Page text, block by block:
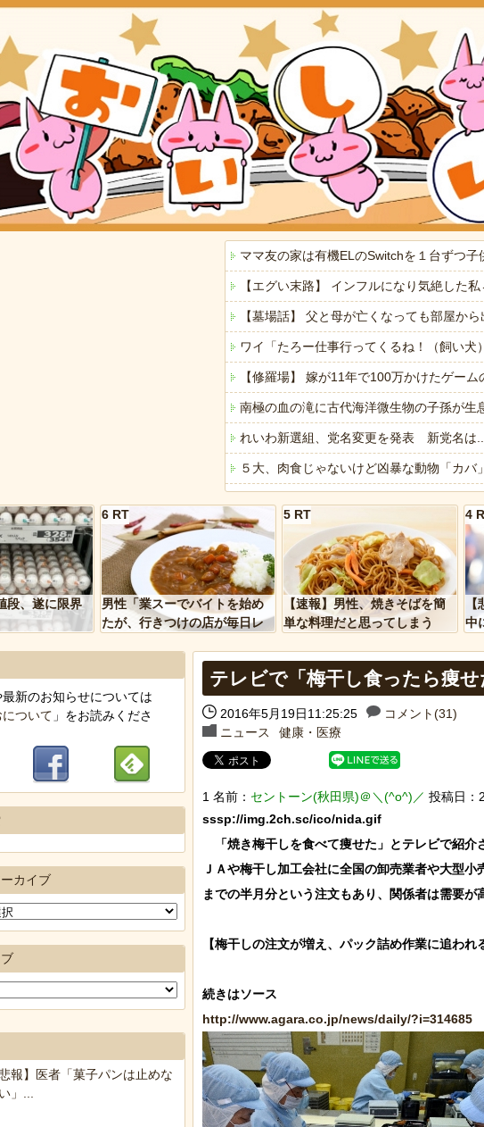
ママ友の家は有機ELのSwitchを１台ずつ
【エグい末路】 インフルになり気絶した
【墓場話】 父と母が亡くなっても部屋か
ワイ「たろー仕事行ってくるね！（飼い
【修羅場】 嫁が11年で100万かけたゲー
南極の血の滝に古代海洋微生物の子孫が
れいわ新選組、党名変更を発表 新党名は...
５大、肉食じゃないけど凶暴な動物「カバ
軽度のアレルギーを「わがまま」と決め
賃上げしない企業 過去最多ペースで倒産へ
「アメリカのヤンキーがアジア人にケン
「あなたはアメリカを愛していますか」「
ヒーローのサバイバルアクション Siege
【中国】パトカーの前で好演技www当た
段、遂に限界
6 RT
男性「業スーでバイトを始め
たが、行きつけの店が毎日レ
5 RT
【速報】男性、焼きそばを簡
単な料理だと思ってしまう
4
中
テレビで「梅干し食ったら痩
2016年5月19日11:25:25
コメント(31)
ニュース
健康・医療
1 名前： セントーン(秋田県)＠＼(^o^)／ 投稿日：
sssp://img.2ch.sc/ico/nida.gif
「焼き梅干しを食べて痩せた」とテレビで紹介
ＪＡや梅干し加工会社に全国の卸売業者や大型
までの半月分という注文もあり、関係者は需要が
【梅干しの注文が増え、パック詰め作業に追わ
http://www.agara.co.jp/news/daily/?i=314685
新のお知らせについては
ついて 」をお読みくださ
カイブ
悲報】医者「菓子パンは止めな
」...